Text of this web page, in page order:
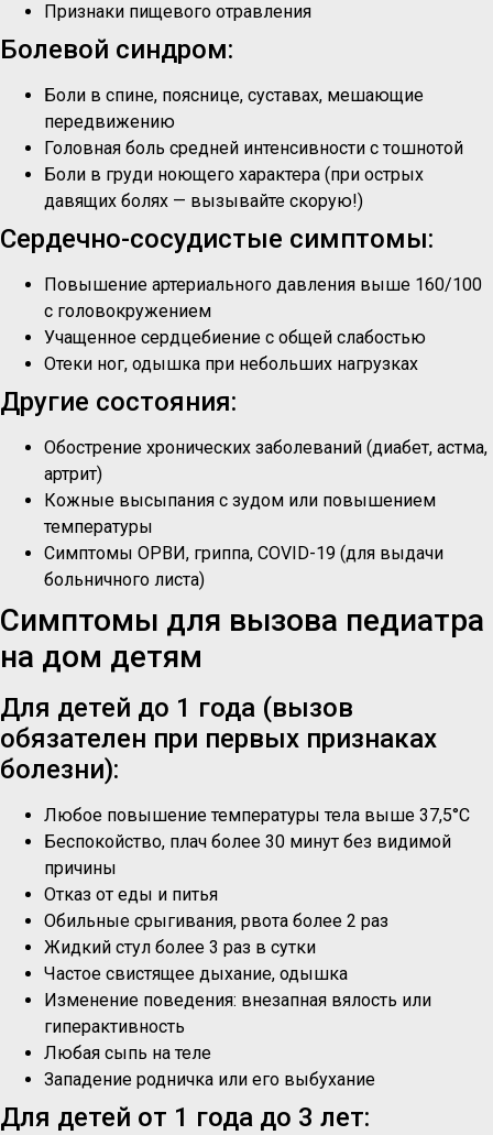
Признаки пищевого отравления
Болевой синдром:
Боли в спине, пояснице, суставах, мешающие
передвижению
Головная боль средней интенсивности с тошнотой
Боли в груди ноющего характера (при острых
давящих болях — вызывайте скорую!)
Сердечно-сосудистые симптомы:
Повышение артериального давления выше 160/100
с головокружением
Учащенное сердцебиение с общей слабостью
Отеки ног, одышка при небольших нагрузках
Другие состояния:
Обострение хронических заболеваний (диабет, астма,
артрит)
Кожные высыпания с зудом или повышением
температуры
Симптомы ОРВИ, гриппа, COVID-19 (для выдачи
больничного листа)
Симптомы для вызова педиатра
на дом детям
Для детей до 1 года (вызов
обязателен при первых признаках
болезни):
Любое повышение температуры тела выше 37,5°C
Беспокойство, плач более 30 минут без видимой
причины
Отказ от еды и питья
Обильные срыгивания, рвота более 2 раз
Жидкий стул более 3 раз в сутки
Частое свистящее дыхание, одышка
Изменение поведения: внезапная вялость или
гиперактивность
Любая сыпь на теле
Западение родничка или его выбухание
Для детей от 1 года до 3 лет: